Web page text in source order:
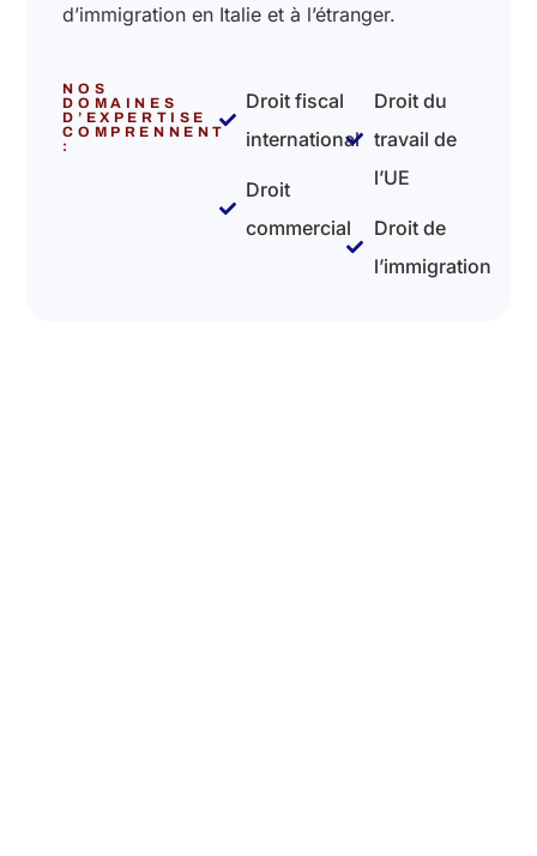
d’immigration en Italie et à l’étranger.
NOS
DOMAINES
D’EXPERTISE
COMPRENNENT
:
Droit fiscal
international
Droit
commercial
Droit du
travail de
l’UE
Droit de
l’immigration